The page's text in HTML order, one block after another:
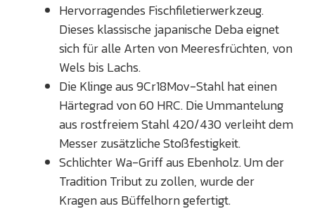
Hervorragendes Fischfiletierwerkzeug.
Dieses klassische japanische Deba eignet
sich für alle Arten von Meeresfrüchten, von
Wels bis Lachs.
Die Klinge aus 9Cr18Mov-Stahl hat einen
Härtegrad von 60 HRC. Die Ummantelung
aus rostfreiem Stahl 420/430 verleiht dem
Messer zusätzliche Stoßfestigkeit.
Schlichter Wa-Griff aus Ebenholz. Um der
Tradition Tribut zu zollen, wurde der
Kragen aus Büffelhorn gefertigt.